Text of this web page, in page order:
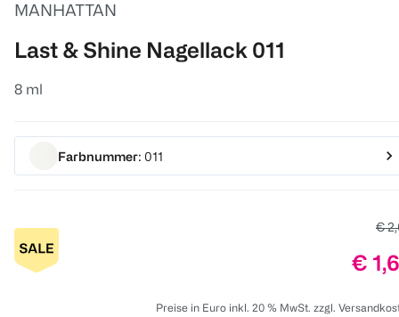
MANHATTAN
Last & Shine Nagellack 011
8 ml
Farbnummer: 011
€
€
Preise in Euro inkl. 20 % MwSt. zzgl.